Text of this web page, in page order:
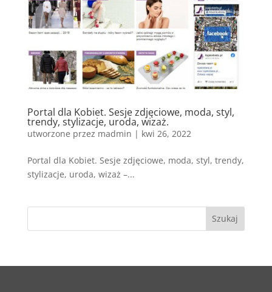
Portal dla Kobiet. Sesje zdjęciowe, moda, styl,
trendy, stylizacje, uroda, wizaż.
utworzone przez madmin | kwi 26, 2022
Portal dla Kobiet. Sesje zdjęciowe, moda, styl, trendy,
stylizacje, uroda, wizaż –...
Szukaj